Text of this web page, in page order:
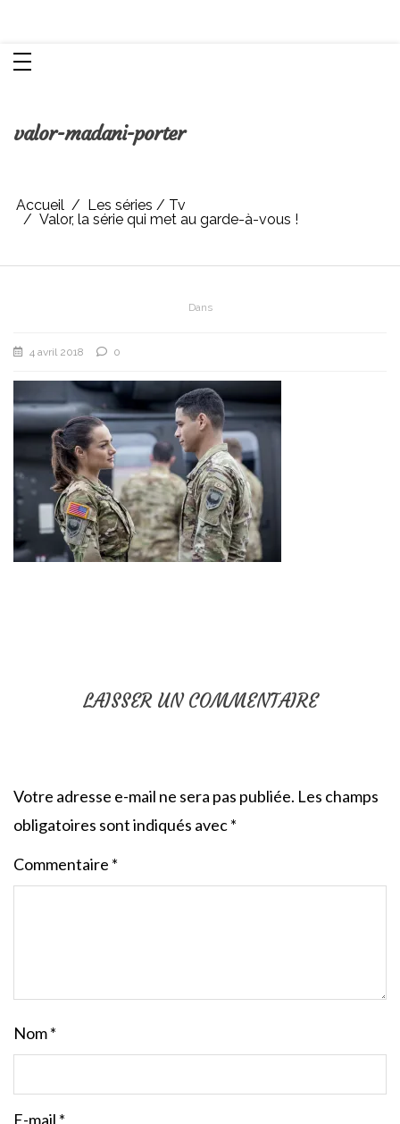
valor-madani-porter
Accueil
Les séries / Tv
Valor, la série qui met au garde-à-vous !
Dans
4 avril 2018 0
LAISSER UN COMMENTAIRE
Votre adresse e-mail ne sera pas publiée. Les champs
obligatoires sont indiqués avec*
Commentaire *
Nom*
E-mail *